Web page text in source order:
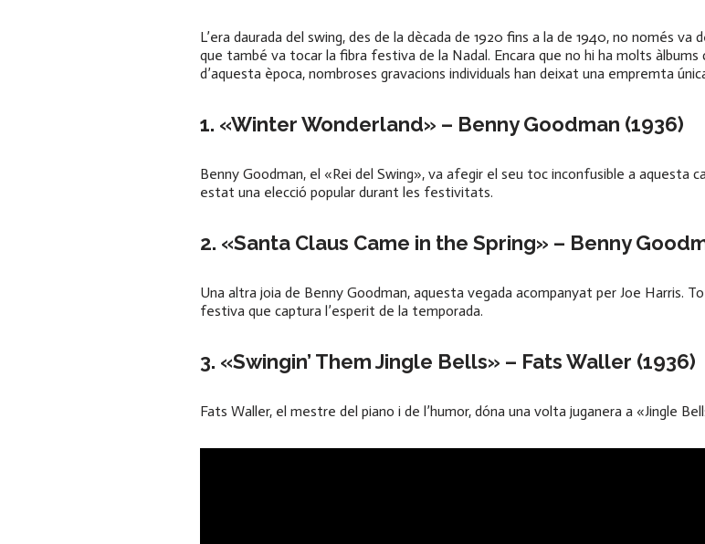
L’era daurada del swing, des de la dècada de 1920 fins a la de 1940, no només va
que també va tocar la fibra festiva de la Nadal. Encara que no hi ha molts
d’aquesta època, nombroses gravacions individuals han deixat una empremta
1. «Winter Wonderland» – Benny Goodman (1936)
Benny Goodman, el «Rei del Swing», va afegir el seu toc inconfusible a aquesta
estat una elecció popular durant les festivitats.
2. «Santa Claus Came in the Spring» – Benny
Una altra joia de Benny Goodman, aquesta vegada acompanyat per Joe Harris.
festiva que captura l’esperit de la temporada.
3. «Swingin’ Them Jingle Bells» – Fats Waller (1936)
Fats Waller, el mestre del piano i de l’humor, dóna una volta juganera a «Jingle